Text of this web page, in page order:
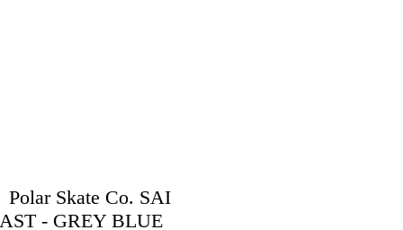
Polar Skate Co. SAI
- GREY BLUE